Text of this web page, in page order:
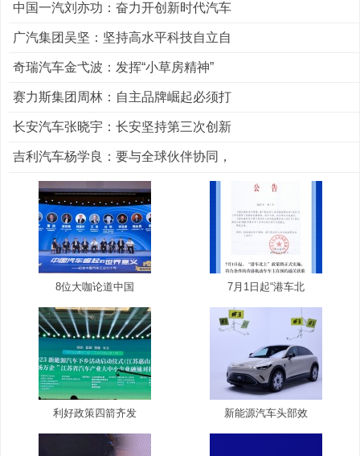
中国一汽刘亦功：奋力开创新时代汽车
广汽集团吴坚：坚持高水平科技自立自
奇瑞汽车金弋波：发挥“小草房精神”
赛力斯集团周林：自主品牌崛起必须打
长安汽车张晓宇：长安坚持第三次创新
吉利汽车杨学良：要与全球伙伴协同，
8位大咖论道中国 7月1日起“港车北
利好政策四箭齐发 新能源汽车头部效